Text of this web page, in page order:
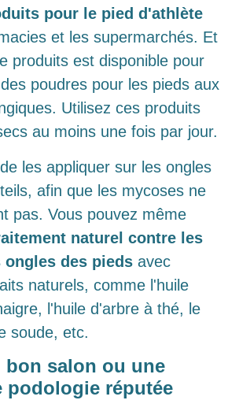
pour le pied d'athlète
et les supermarchés. Et
produits est disponible pour
poudres pour les pieds aux
Utilisez ces produits
au moins une fois par jour.
les appliquer sur les ongles
afin que les mycoses ne
pas. Vous pouvez même
naturel contre les
ongles des pieds avec
naturels, comme l'huile
l'huile d'arbre à thé, le
soude, etc.
bon salon ou une
podologie réputée